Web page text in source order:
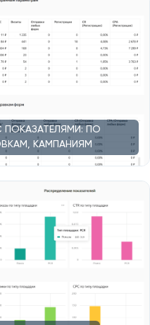
ПОКАЗАТЕЛЯМИ: ПО
КАМПАНИЯМ